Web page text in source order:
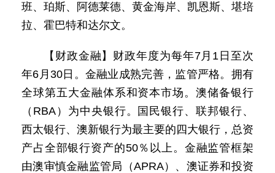
班、珀斯、阿德莱德、黄金海岸、凯恩斯、堪培
拉、霍巴特和达尔文。
【财政金融】财政年度为每年7月1日至次
年6月30日。金融业成熟完善，监管严格。拥有
全球第五大金融体系和资本市场。澳储备银行
（RBA）为中央银行。国民银行、联邦银行、
西太银行、澳新银行为最主要的四大银行，总资
产占全部银行资产的50％以上。金融监管框架
由澳审慎金融监管局（APRA）、澳证券和投资